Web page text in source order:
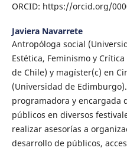
ORCID: https://orcid.org/
Javiera Navarrete
Antropóloga social
Estética, Feminismo y
de Chile) y magíster(c) en
(Universidad de
programadora y encargada
públicos en diversos
realizar asesorías a
desarrollo de públicos,